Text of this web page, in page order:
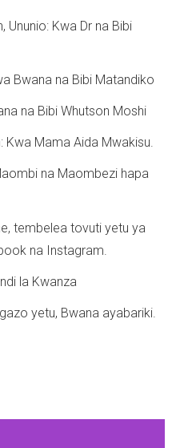
Ununio: Kwa Dr na Bibi
Bwana na Bibi Matandiko
na Bibi Whutson Moshi
Kwa Mama Aida Mwakisu.
na Maombezi hapa
tembelea tovuti yetu ya
na Instagram.
la Kwanza
yetu, Bwana ayabariki.